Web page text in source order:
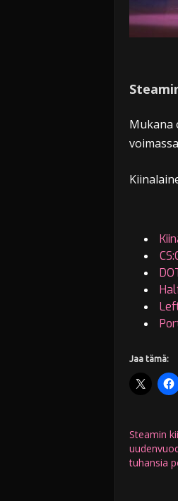
Mukana
Jaa tämä:
Steamin
tuhansia